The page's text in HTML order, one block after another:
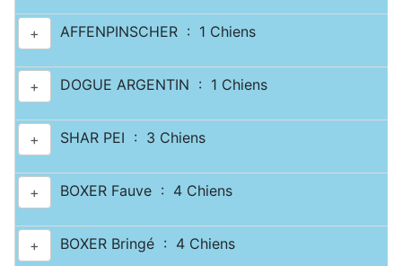
+ AFFENPINSCHER : 1 Chiens
+ DOGUE ARGENTIN : 1 Chiens
+ SHAR PEI : 3 Chiens
+ BOXER Fauve : 4 Chiens
+ BOXER Bringé : 4 Chiens